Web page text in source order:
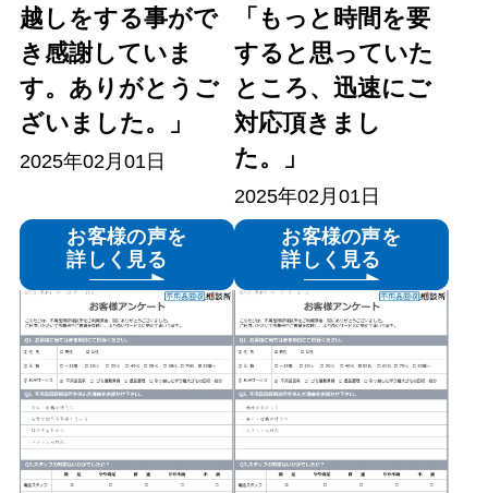
越しをする事がで
き感謝していま
す。ありがとうご
ざいました。」
2025年02月01日
お客様の声を
詳しく見る
「もっと時間を要
すると思っていた
ところ、迅速にご
対応頂きまし
た。」
2025年02月01日
お客様の声を
詳しく見る